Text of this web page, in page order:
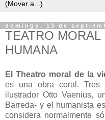
domingo, 13 de
TEATRO MORAL
HUMANA
El Theatro moral de la
es una obra coral. Tres
ilustrador Otto Vaenius,
Barreda- y el humanista
considera normalmente